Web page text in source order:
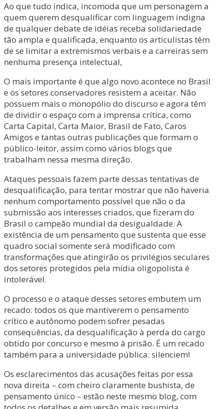
Ao que tudo indica, incomoda que um personagem a
quem querem desqualificar com linguagem indigna
de qualquer debate de idéias receba solidariedade
tão ampla e qualificada, enquanto os articulistas têm
de se limitar a extremismos verbais e a carreiras sem
nenhuma presença intelectual,
O mais importante é que algo novo acontece no Brasil
e os setores conservadores resistem a aceitar. Não
possuem mais o monopólio do discurso e agora têm
de dividir o espaço com a imprensa crítica, como
Carta Capital, Carta Maior, Brasil de Fato, Caros
Amigos e tantas outras publicações que formam o
público-leitor, assim como vários blogs que
trabalham nessa mesma direção.
Ataques pessoais fazem parte dessas tentativas de
desqualificação, para tentar mostrar que não haveria
nenhum comportamento possível que não o da
submissão aos interesses criados, que fizeram do
Brasil o campeão mundial da desigualdade. A
existência de um pensamento que sustenta que esse
quadro social somente será modificado com
transformações que atingirão os privilégios seculares
dos setores protegidos pela mídia oligopolista é
intolerável.
O processo e o ataque desses setores embutem um
recado: todos os que mantiverem o pensamento
crítico e autônomo podem sofrer pesadas
conseqüências, da desqualificação à perda do cargo
obtido por concurso e mesmo à prisão. É um recado
também para a universidade pública: silenciem!
Os esclarecimentos das acusações feitas por essa
nova direita – com cheiro claramente bushista, de
pensamento único – estão neste mesmo blog, com